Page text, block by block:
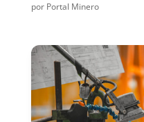
por Portal Minero